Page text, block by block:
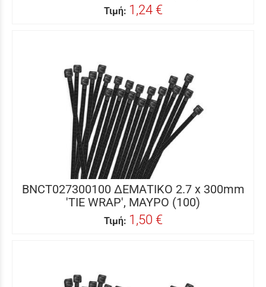
Τιμή: 1,24 €
BNCT027300100 ΔΕΜΑΤΙΚΟ 2.7 x 300mm
'TIE WRAP', ΜΑΥΡΟ (100)
Τιμή: 1,50 €